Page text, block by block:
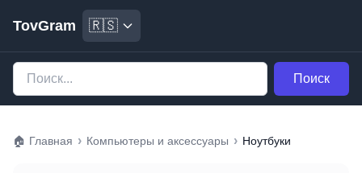
TovGram 🇷🇸
Поиск
🏠 Главная › Компьютеры и аксессуары › Ноутбуки